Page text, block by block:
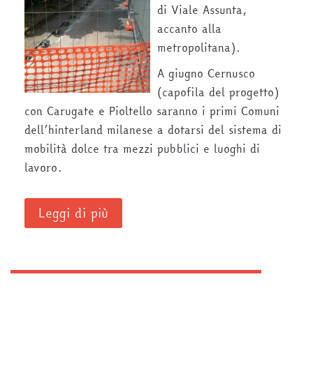
di Viale Assunta,
accanto alla
metropolitana).
A giugno Cernusco
(capofila del progetto)
con Carugate e Pioltello saranno i primi Comuni
dell’hinterland milanese a dotarsi del sistema di
mobilità dolce tra mezzi pubblici e luoghi di
lavoro.
Leggi di più